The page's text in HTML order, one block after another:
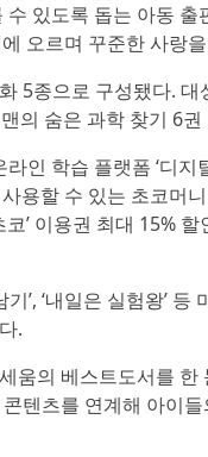
있도록 돕는 아동
오르며 꾸준한 사랑
5종으로 구성됐다.
의 숨은 과학 찾기 6
인 학습 플랫폼 ‘디
용할 수 있는 초코머
’ 이용권 최대 15%
남기’, ‘내일은 실험왕
.
움의 베스트도서를
텐츠를 연계해 아이